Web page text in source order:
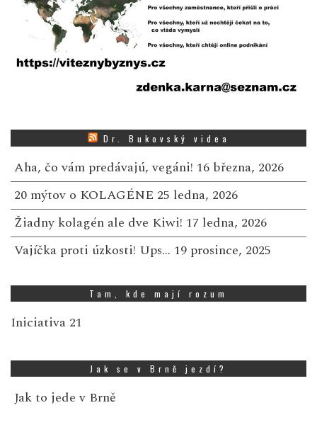
Dr. Bukovský videa
Aha, čo vám predávajú, vegáni! 16 března, 2026
20 mýtov o KOLAGÉNE 25 ledna, 2026
Žiadny kolagén ale dve Kiwi! 17 ledna, 2026
Vajíčka proti úzkosti! Ups… 19 prosince, 2025
Tam, kde mají rozum
Iniciativa 21
Jak se v Brně jezdí?
Jak to jede v Brně